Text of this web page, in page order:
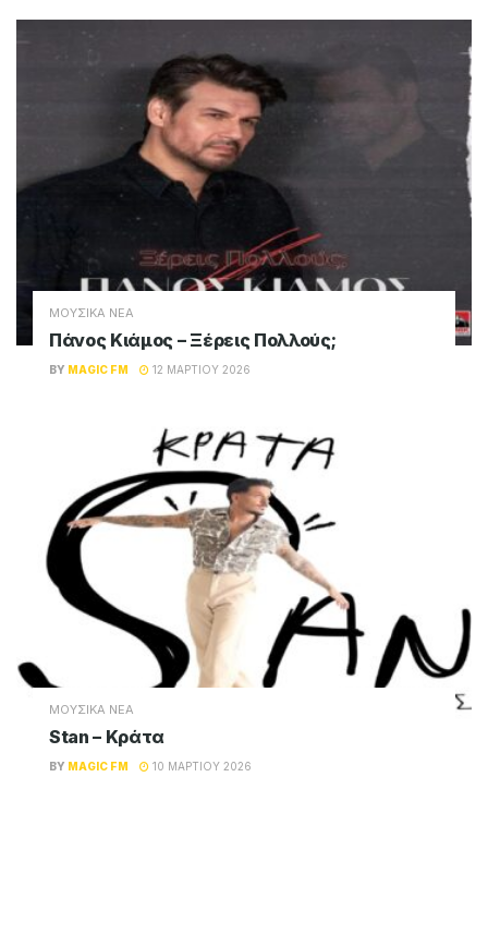
ΜΟΥΣΙΚΑ ΝΕΑ
Πάνος Κιάμος – Ξέρεις Πολλούς;
BY MAGIC FM 12 ΜΑΡΤΊΟΥ 2026
ΜΟΥΣΙΚΑ ΝΕΑ
Stan – Κράτα
BY MAGIC FM 10 ΜΑΡΤΊΟΥ 2026